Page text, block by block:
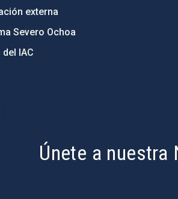
externa
Severo Ochoa
IAC
Únete a nuestra